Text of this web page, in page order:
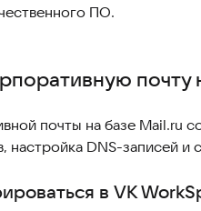
ПО.
почты на базе Mail.ru
настройка DNS-записей и
в VK